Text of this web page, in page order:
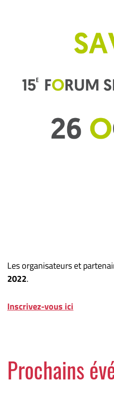
Les organisateurs et
2022.
Inscrivez-vous ici
Prochains